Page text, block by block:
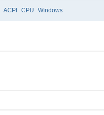
ACPI CPU Windows